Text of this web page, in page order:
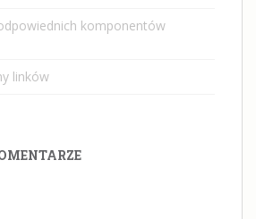
komponentów
linków